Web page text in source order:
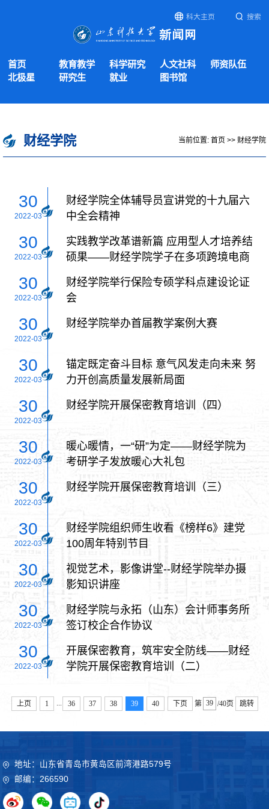
科大主页 搜索
首页 教育教学 科学研究 人文社科
师资队伍
北极星
研究生 就业 图书馆
财经学院 当前位置: 首页 >> 财经学院
30
2022-03
财经学院全体辅导员宣讲党的十九届六
中全会精神
30
2022-03
实践教学改革谱新篇 应用型人才培养结
硕果——财经学院学子在多项跨境电商
30
2022-03
财经学院举行保险专硕学科点建设论证
会
30
2022-03
财经学院举办首届教学案例大赛
30
2022-03
锚定既定奋斗目标 意气风发走向未来 努
力开创高质量发展新局面
30
2022-03
财经学院开展保密教育培训（四）
30
2022-03
暖心暖情，一“研”为定——财经学院为
考研学子发放暖心大礼包
30
2022-03
财经学院开展保密教育培训（三）
30
2022-03
财经学院组织师生收看《榜样6》建党
100周年特别节目
30
2022-03
视觉艺术，影像讲堂--财经学院举办摄
影知识讲座
30
2022-03
财经学院与永拓（山东）会计师事务所
签订校企合作协议
30
2022-03
开展保密教育，筑牢安全防线——财经
学院开展保密教育培训（二）
上页 1 36 37 38 39 40 下页 第 /40页 跳转
地址：山东省青岛市黄岛区前湾港路579号
邮编：266590